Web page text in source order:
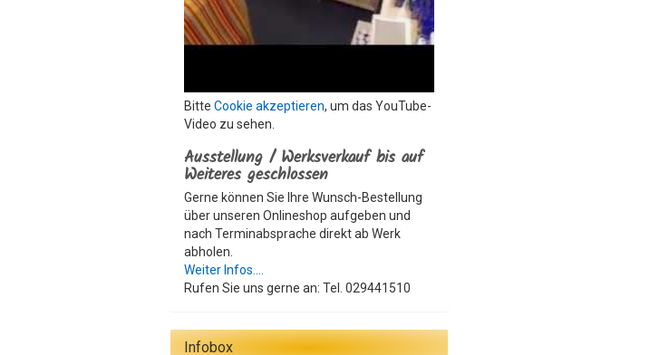
Bitte Cookie akzeptieren, um das YouTube-
Video zu sehen.
Ausstellung / Werksverkauf bis auf
Weiteres geschlossen
Gerne können Sie Ihre Wunsch-Bestellung
über unseren Onlineshop aufgeben und
nach Terminabsprache direkt ab Werk
abholen.
Weiter Infos....
Rufen Sie uns gerne an: Tel. 029441510
Infobox